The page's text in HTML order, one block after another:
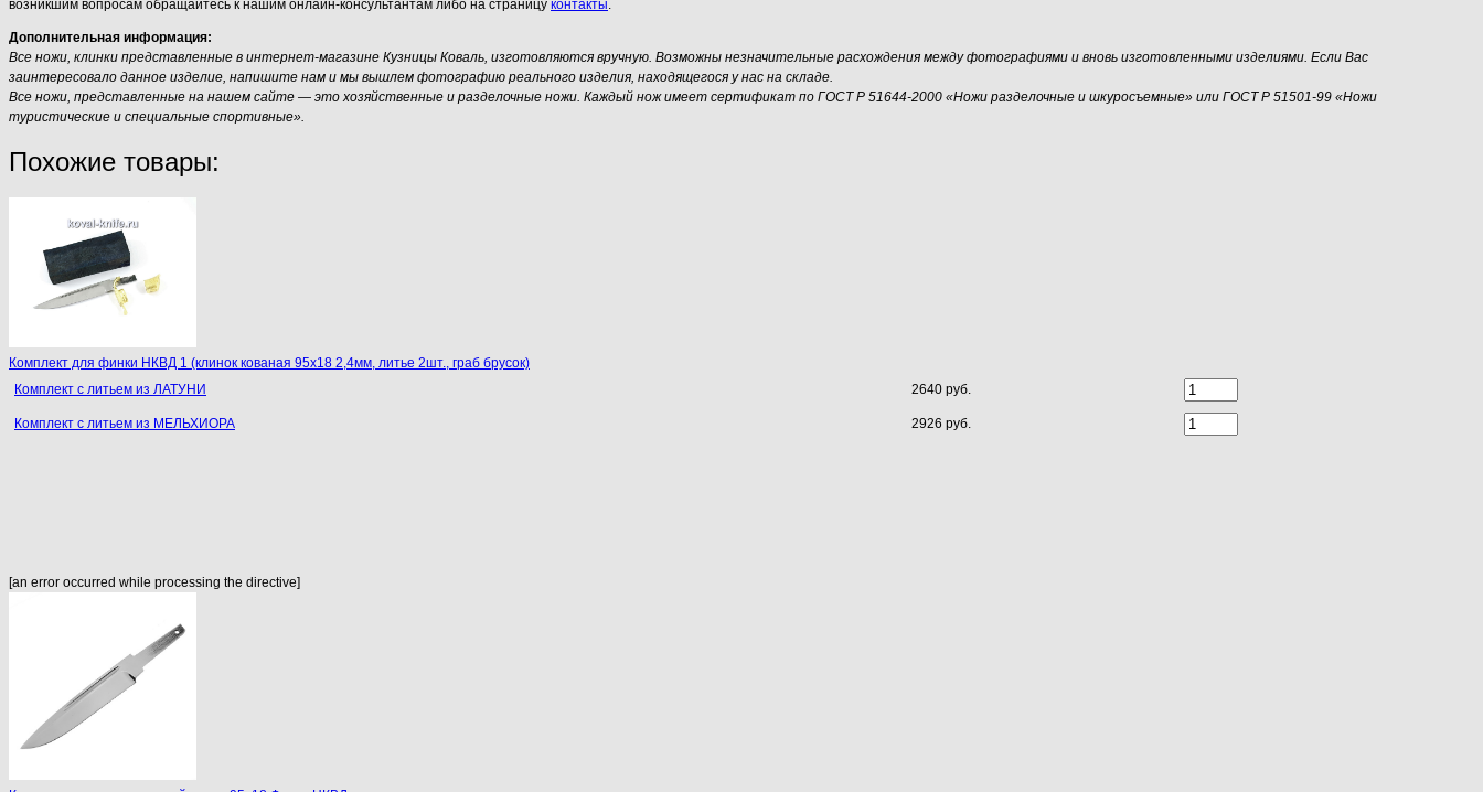
возникшим вопросам обращайтесь к нашим онлайн-консультантам либо на страницу контакты.
Дополнительная информация:
Все ножи, клинки представленные в интернет-магазине Кузницы Коваль, изготовляются вручную. Возможны незначительные расхождения между фотографиями и вновь изготовленными изделиями. Если Вас
заинтересовало данное изделие, напишите нам и мы вышлем фотографию реального изделия, находящегося у нас на складе.
Все ножи, представленные на нашем сайте — это хозяйственные и разделочные ножи. Каждый нож имеет сертификат по ГОСТ Р 51644-2000 «Ножи разделочные и шкуросъемные» или ГОСТ Р 51501-99 «Ножи
туристические и специальные спортивные».
Похожие товары:
Комплект для финки НКВД 1 (клинок кованая 95х18 2,4мм, литье 2шт., граб брусок)
Комплект с литьем из ЛАТУНИ
2640 руб.
Комплект с литьем из МЕЛЬХИОРА 2926 руб.
[an error occurred while processing the directive]